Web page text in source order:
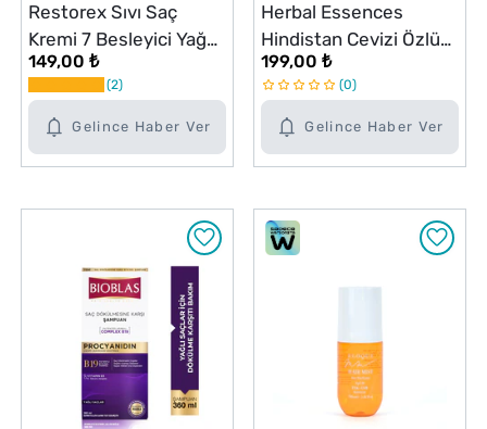
Gelince Haber Ver
Restorex Sıvı Saç
Kremi 7 Besleyici Yağ
200 ml
149,00 ₺
2
Gelince Haber Ver
Herbal Essences
Hindistan Cevizi Özlü
Nemlendirici Saç
Maske 300 ml
199,00 ₺
0